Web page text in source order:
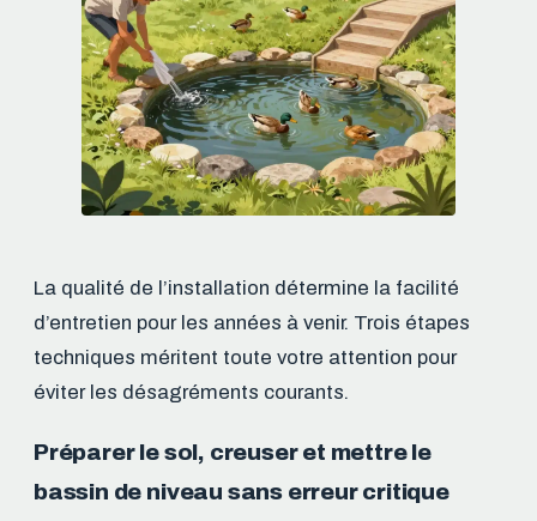
La qualité de l’installation détermine la facilité
d’entretien pour les années à venir. Trois étapes
techniques méritent toute votre attention pour
éviter les désagréments courants.
Préparer le sol, creuser et mettre le
bassin de niveau sans erreur critique